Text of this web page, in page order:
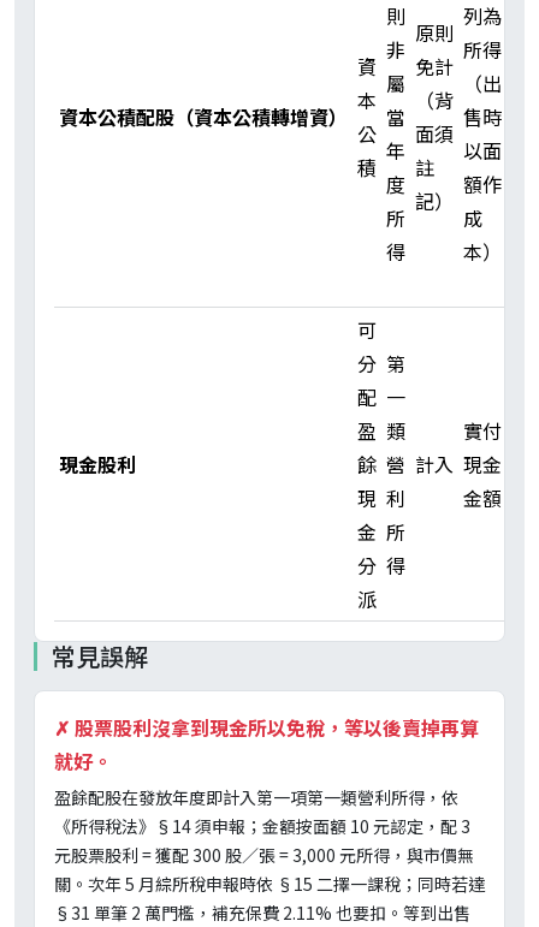
資本公積配股（資本公積轉增資）
資
本
公
積
則
非
屬
當
年
度
所
得
原則
免計
（背
面須
註
記）
列為
所得
（出
售時
以面
額作
成
本）
現金股利
可
分
配
盈
餘
現
金
分
派
第
一
類
營
利
所
得
計入
實付
現金
金額
常見誤解
✗ 股票股利沒拿到現金所以免稅，等以後賣掉再算
就好。
盈餘配股在發放年度即計入第一項第一類營利所得，依
《所得稅法》§14 須申報；金額按面額 10 元認定，配 3
元股票股利 = 獲配 300 股／張 = 3,000 元所得，與市價無
關。次年 5 月綜所稅申報時依 §15 二擇一課稅；同時若達
§31 單筆 2 萬門檻，補充保費 2.11% 也要扣。等到出售